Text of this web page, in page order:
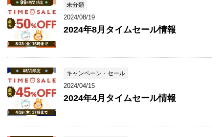
未分類
2024/08/19
2024年8月タイムセール情報
キャンペーン・セール
2024/04/15
2024年4月タイムセール情報